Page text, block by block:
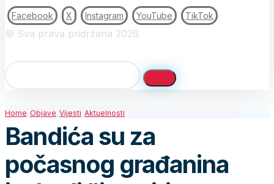
Facebook X Instagram YouTube TikTok
© Sva prava pridržana 2026
Home Objave Vijesti Aktuelnosti
Bandića su za
počasnog građanina